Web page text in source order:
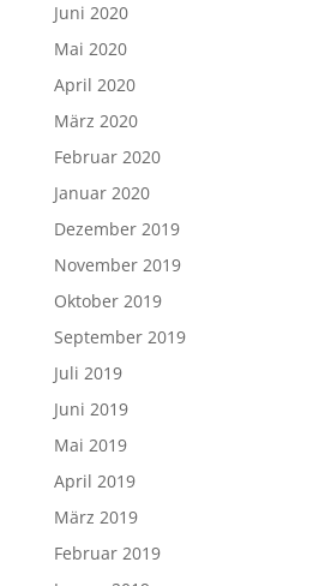
Juni 2020
Mai 2020
April 2020
März 2020
Februar 2020
Januar 2020
Dezember 2019
November 2019
Oktober 2019
September 2019
Juli 2019
Juni 2019
Mai 2019
April 2019
März 2019
Februar 2019